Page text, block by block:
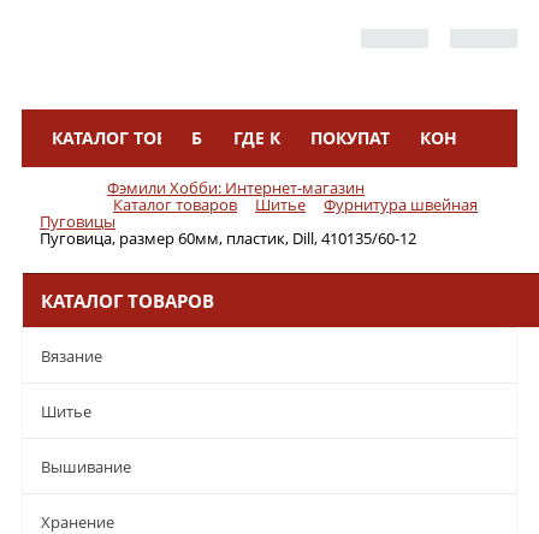
КАТАЛОГ ТОВАРОВБРЕНДЫГДЕ КУПИТЬПОКУПАТЕЛЯМКОНТАКТЫ
Фэмили Хобби: Интернет-магазин
Каталог товаров Шитье Фурнитура швейная
Пуговицы
Пуговица, размер 60мм, пластик, Dill, 410135/60-12
КАТАЛОГ ТОВАРОВ
Вязание
Шитье
Вышивание
Хранение